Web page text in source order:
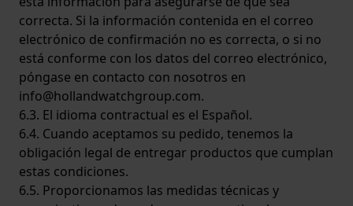
correcta. Si la información contenida en el correo
electrónico de confirmación no es correcta, o si no
está conforme con los datos del correo electrónico,
póngase en contacto con nosotros en
info@hollandwatchgroup.com.
6.3. El idioma contractual es el Español.
6.4. Cuando aceptamos su pedido, tenemos la
obligación legal de entregar productos que cumplan
estas condiciones.
6.5. Proporcionamos las medidas técnicas y